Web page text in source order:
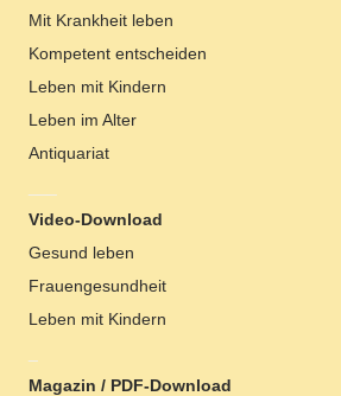
Mit Krankheit leben
Kompetent entscheiden
Leben mit Kindern
Leben im Alter
Antiquariat
Video-Download
Gesund leben
Frauengesundheit
Leben mit Kindern
Magazin / PDF-Download